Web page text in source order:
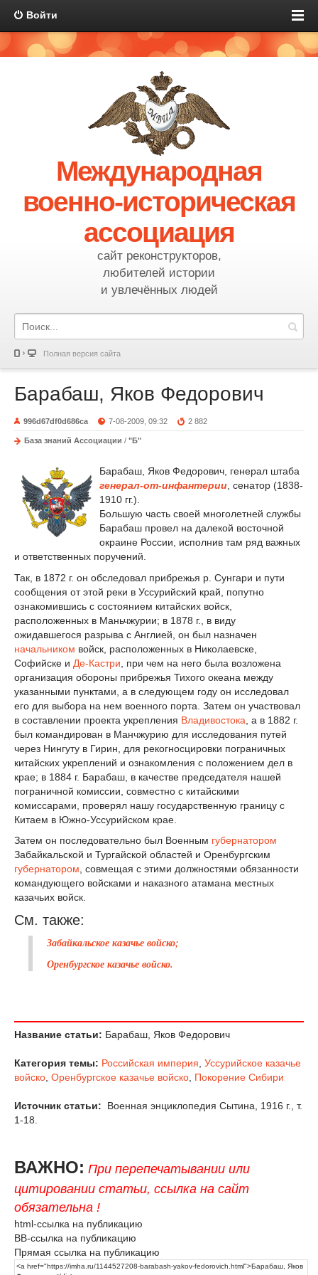
Войти
Международная
военно-историческая
ассоциация
сайт реконструкторов,
любителей истории
и увлечённых людей
Полная версия сайта
Барабаш, Яков Федорович
996d67df0d686ca 7-08-2009, 09:32 2 882
База знаний Ассоциации / "Б"
Барабаш, Яков Федорович, генерал штаба
генерал-от-инфантерии , сенатор (1838-
1910 гг.).
Большую часть своей многолетней службы
Барабаш провел на далекой восточной
окраине России, исполнив там ряд важных
и ответственных поручений.
Так, в 1872 г. он обследовал прибрежья р. Сунгари и пути
сообщения от этой реки в Уссурийский край, попутно
ознакомившись с состоянием китайских войск,
расположенных в Маньчжурии; в 1878 г., в виду
ожидавшегося разрыва с Англией, он был назначен
начальником войск, расположенных в Николаевске,
Софийске и Де-Кастри , при чем на него была возложена
организация обороны прибрежья Тихого океана между
указанными пунктами, а в следующем году он исследовал
его для выбора на нем военного порта. Затем он участвовал
в составлении проекта укрепления Владивостока , а в 1882 г.
был командирован в Манчжурию для исследования путей
через Нингуту в Гирин, для рекогносцировки пограничных
китайских укреплений и ознакомления с положением дел в
крае; в 1884 г. Барабаш, в качестве председателя нашей
пограничной комиссии, совместно с китайскими
комиссарами, проверял нашу государственную границу с
Китаем в Южно-Уссурийском крае.
Затем он последовательно был Военным губернатором
Забайкальской и Тургайской областей и Оренбургским
губернатором, совмещая с этими должностями обязанности
командующего войсками и наказного атамана местных
казачьих войск.
См. также:
Забайкальское казачье войско;
Оренбургское казачье войско.
Название статьи: Барабаш, Яков Федорович
Категория темы: Российская империя Уссурийское казачье
войско Оренбургское казачье войско Покорение Сибири
Источник статьи:
Военная энциклопедия Сытина, 1916 г., т.
1-18.
ВАЖНО: При перепечатывании или
цитировании статьи, ссылка на сайт
обязательна !
html-ссылка на публикацию
BB-ссылка на публикацию
Прямая ссылка на публикацию